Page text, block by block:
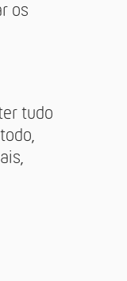
os
tudo